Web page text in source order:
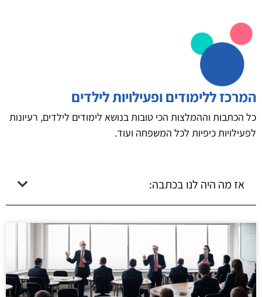
המרכז ללימודים ופעילויות לילדים
כל הכתבות וההמלצות הכי טובות בנושא לימודים לילדים, רעיונות
לפעילויות כיפיות לכל המשפחה ועוד.
אז מה היה לנו בכתבה: